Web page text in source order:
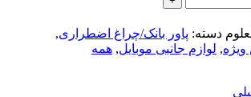
دسته: پاور بانک/چراغ اضطراری,
, لوازم جانبی موبایل, همه